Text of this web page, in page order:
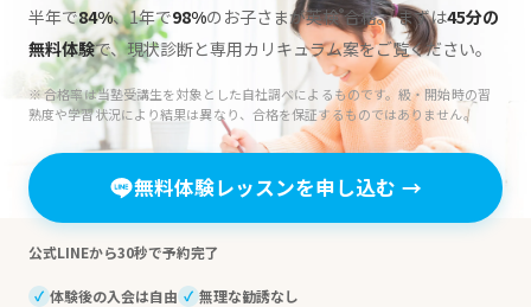
半年で84%、1年で98%のお子さまが英検®合格。まずは45分の
無料体験で、現状診断と専用カリキュラム案をご覧ください。
※ 合格率は当塾受講生を対象とした自社調べによるものです。級・開始時の習
熟度や学習状況により結果は異なり、合格を保証するものではありません。
無料体験レッスンを申し込む →
公式LINEから30秒で予約完了
✓ 体験後の入会は自由 ✓ 無理な勧誘なし